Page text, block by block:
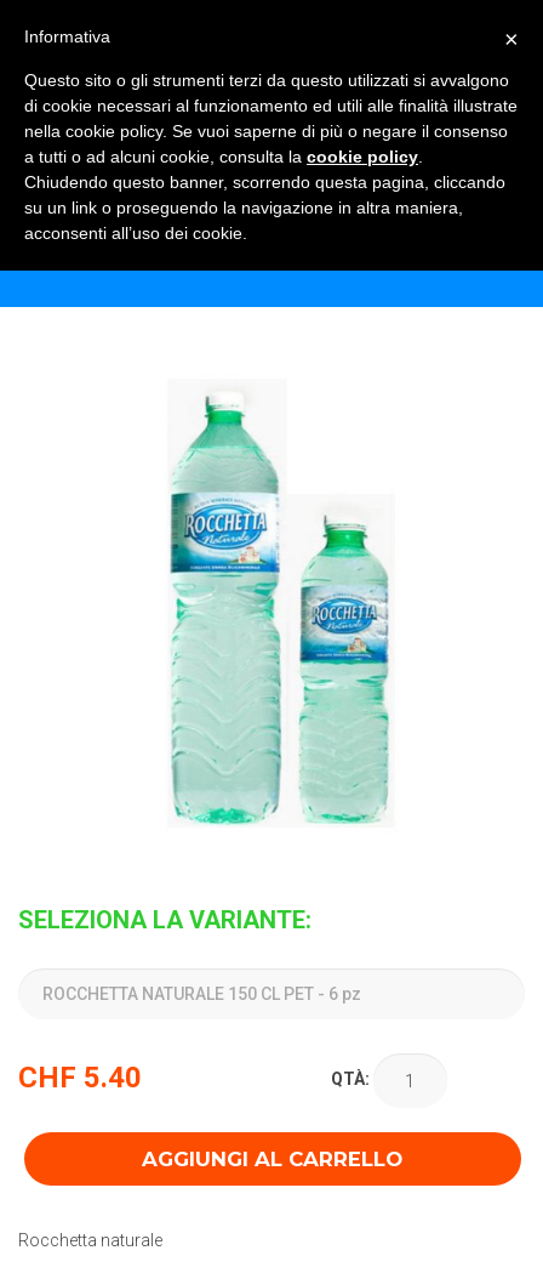
ROCCHETTA NATURALE
Home Shop Acque Minerali
SELEZIONA LA VARIANTE:
CHF 5.40 QTÀ:
AGGIUNGI AL CARRELLO
Rocchetta naturale
×
Informativa
Questo sito o gli strumenti terzi da questo utilizzati si avvalgono
di cookie necessari al funzionamento ed utili alle finalità illustrate
nella cookie policy. Se vuoi saperne di più o negare il consenso
a tutti o ad alcuni cookie, consulta la cookie policy
Chiudendo questo banner, scorrendo questa pagina, cliccando
su un link o proseguendo la navigazione in altra maniera,
acconsenti all’uso dei cookie.